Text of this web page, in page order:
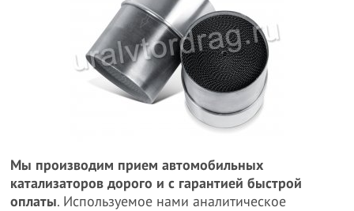
Мы производим прием автомобильных
катализаторов дорого и с гарантией быстрой
оплаты. Используемое нами аналитическое